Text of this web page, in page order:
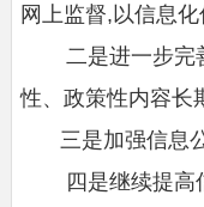
网上监督,以信息化
二是进一步完善
性、政策性内容长
三是加强信息公
四是继续提高信